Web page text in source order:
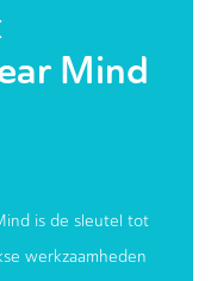
Mind
is de sleutel tot
werkzaamheden